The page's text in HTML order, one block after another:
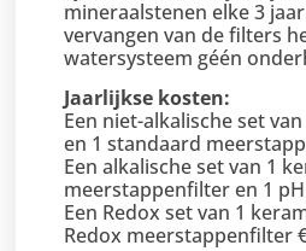
mineraalstenen elke 3
vervangen van de filters
watersysteem géén
Jaarlijkse kosten:
Een niet-alkalische set
en 1 standaard
Een alkalische set van 1
meerstappenfilter en 1
Een Redox set van 1
Redox meerstappenfilter